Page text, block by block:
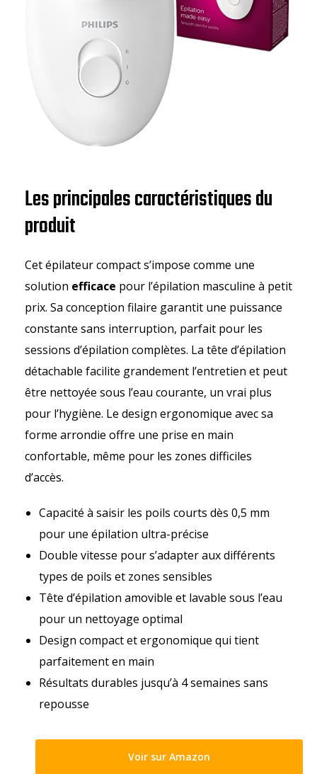
Les principales caractéristiques du
produit
Cet épilateur compact s’impose comme une
solution efficace pour l’épilation masculine à petit
prix. Sa conception filaire garantit une puissance
constante sans interruption, parfait pour les
sessions d’épilation complètes. La tête d’épilation
détachable facilite grandement l’entretien et peut
être nettoyée sous l’eau courante, un vrai plus
pour l’hygiène. Le design ergonomique avec sa
forme arrondie offre une prise en main
confortable, même pour les zones difficiles
d’accès.
Capacité à saisir les poils courts dès 0,5 mm
pour une épilation ultra-précise
Double vitesse pour s’adapter aux différents
types de poils et zones sensibles
Tête d’épilation amovible et lavable sous l’eau
pour un nettoyage optimal
Design compact et ergonomique qui tient
parfaitement en main
Résultats durables jusqu’à 4 semaines sans
repousse
Voir sur Amazon